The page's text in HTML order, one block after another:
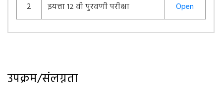
2
इयत्ता १२ वी पुरवणी परीक्षा Open
उपक्रम/संलग्नता